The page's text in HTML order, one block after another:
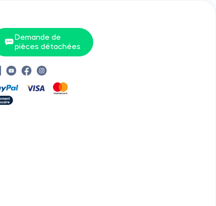
Demande de
pièces détachées